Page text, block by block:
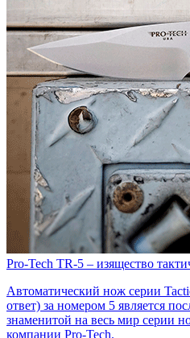
​Pro-Tech TR-5 – изящество
Автоматический нож серии
ответ) за номером 5 является
знаменитой на весь мир серии
компании Pro-Tech.